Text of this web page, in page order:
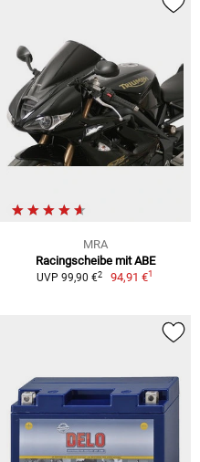
MRA
Racingscheibe mit ABE
UVP 99,90 €2 94,91 €1